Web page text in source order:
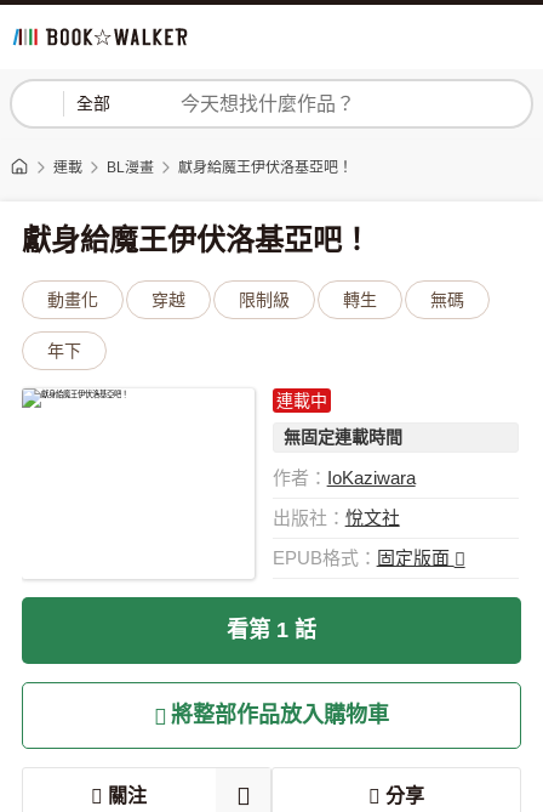
全部 登入 註冊
連載 BL漫畫 獻身給魔王伊伏洛基亞吧！
獻身給魔王伊伏洛基亞吧！
動畫化 穿越 限制級 轉生 無碼
年下
連載中
無固定連載時間
作者： IoKaziwara
出版社： 悅文社
EPUB格式： 固定版面
看第 1 話
將整部作品放入購物車
關注 分享